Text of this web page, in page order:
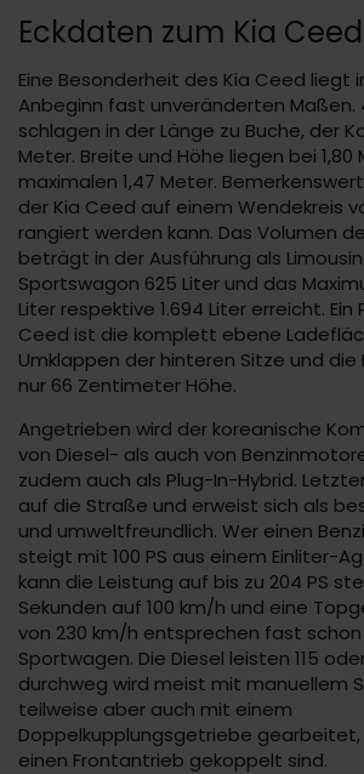
Eckdaten zum Kia Ceed
Eine Besonderheit des Kia Ceed liegt
Anbeginn fast unveränderten Maßen.
schlagen in der Länge zu Buche, der
Meter. Breite und Höhe liegen bei 1,80
maximalen 1,47 Meter.
der Kia Ceed auf einem Wendekreis
rangiert werden kann. Das Volumen
beträgt in der Ausführung als
Sportswagon 625 Liter und das
Liter respektive 1.694 Liter erreicht. Ein
Ceed ist die komplett ebene
Umklappen der hinteren Sitze und die
nur 66 Zentimeter Höhe.
Angetrieben wird der koreanische
von Diesel- als auch von
zudem auch als Plug-In-Hybrid.
auf die Straße und erweist sich als
und umweltfreundlich. Wer einen
steigt mit 100 PS aus einem Einliter-
kann die Leistung auf bis zu 204 PS
Sekunden auf 100 km/h und eine
von 230 km/h entsprechen fast
Sportwagen. Die Diesel leisten 115
durchweg wird meist mit manuellem
teilweise aber auch mit einem
Doppelkupplungsgetriebe
einen Frontantrieb gekoppelt sind.